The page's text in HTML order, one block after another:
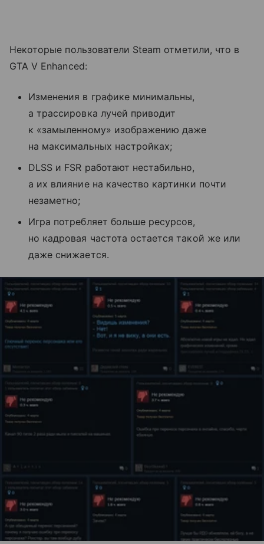
Некоторые пользователи Steam отметили, что в
GTA V Enhanced:
Изменения в графике минимальны,
а трассировка лучей приводит
к «замыленному» изображению даже
на максимальных настройках;
DLSS и FSR работают нестабильно,
а их влияние на качество картинки почти
незаметно;
Игра потребляет больше ресурсов,
но кадровая частота остается такой же или
даже снижается.